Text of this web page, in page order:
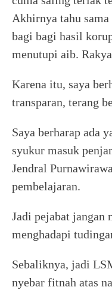
Akhirnya tahu
bagi bagi hasil
menutupi aib.
Karena itu, saya
transparan, terang
Saya berharap ada
syukur masuk
Jendral
pembelajaran.
Jadi pejabat jangan
menghadapi
Sebaliknya, jadi
nyebar fitnah atas